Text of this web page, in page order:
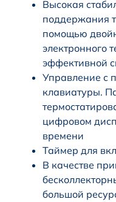
Высокая
поддержания
помощью
электронного
эффективной
Управление с
клавиатуры.
цифровом
времени
Таймер для
В качестве
большой